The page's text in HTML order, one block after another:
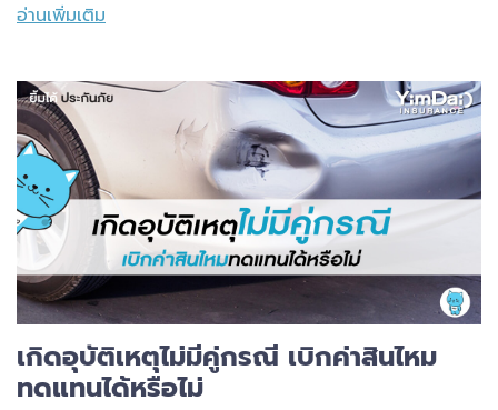
อ่านเพิ่มเติม
เกิดอุบัติเหตุไม่มีคู่กรณี เบิกค่าสินไหม
ทดแทนได้หรือไม่